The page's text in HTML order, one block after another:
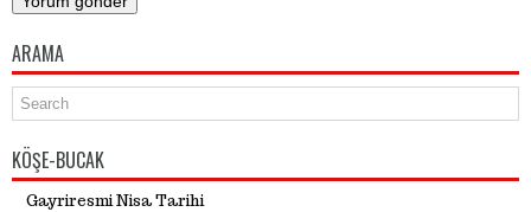
ARAMA
KÖŞE-BUCAK
Gayriresmi Nisa Tarihi